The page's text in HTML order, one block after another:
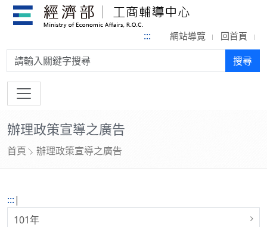
::: 網站導覽 回首頁
搜尋: 搜尋
辦理政策宣導之廣告
首頁 辦理政策宣導之廣告
:::|
101年